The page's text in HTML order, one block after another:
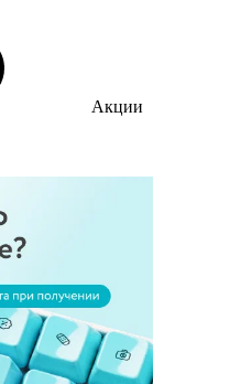
Акции